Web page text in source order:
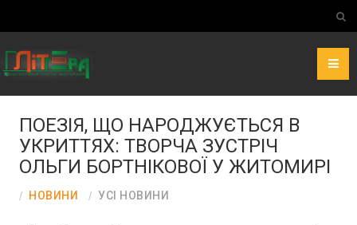
ПОЕЗІЯ, ЩО НАРОДЖУЄТЬСЯ В
УКРИТТЯХ: ТВОРЧА ЗУСТРІЧ
ОЛЬГИ БОРТНІКОВОЇ У ЖИТОМИРІ
НОВИНИ УСІ НОВИНИ